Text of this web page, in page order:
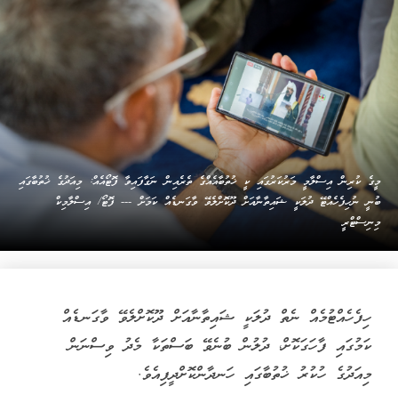
މީގެ ކުރިން އިސްލާމީ މަރުކަރުގައި ކީ ޚުތުބާއެއްގެ ތެރެއިން ނަގާފައިވާ ފޮޓޯއެއް: މިއަދުގެ ޚުތުބާގައި
ބުނީ ނުހިފެހެއްޓޭ ދުލަކީ ޝައިތާނާއަށް ދޫކޮށްލެވޭ ވާގަނޑެއް ކަމަށް --- ފޮޓޯ/ އިސްލާމިކް
މިނިސްޓްރީ
ހިފެހެއްޓުމެއް ނެތް ދުލަކީ ޝައިތާނާއަށް ދޫކޮށްލެވޭ ވާގަނޑެއް
ކަމުގައި ފާހަގަކޮށް، ދުލުން ބުނެވޭ ބަސްތަކާ މެދު ވިސްނަން
މިއަދުގެ ހުކުރު ޚުތުބާގައި ހަނދާންކޮށްދީފިއެވެ.